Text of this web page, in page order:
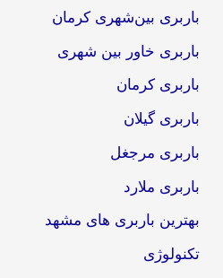
باربری بین‌شهری کرمان
باربری خاور بین شهری
باربری کرمان
باربری گیلان
باربری مرجغل
باربری ملارد
بهترین باربری های مشهد
تکنولوژی